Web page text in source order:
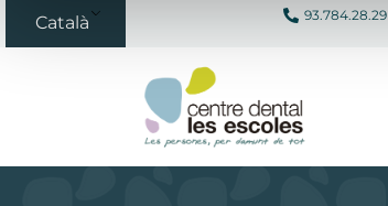
Català 93.784.28.29